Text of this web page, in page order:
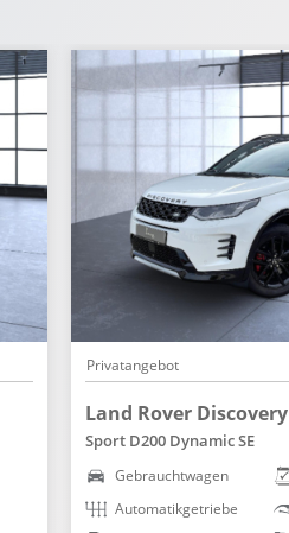
Privatangebot
Land Rover Discovery
Sport D200 Dynamic SE
Gebrauchtwagen
Automatikgetriebe